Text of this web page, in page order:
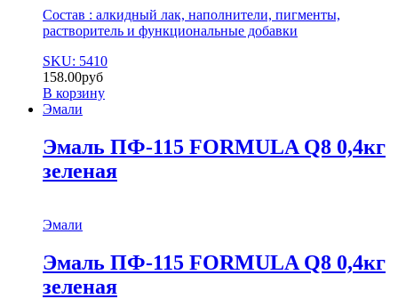
Состав : алкидный лак, наполнители, пигменты,
растворитель и функциональные добавки
SKU: 5410
158.00руб
В корзину
Эмали
Эмаль ПФ-115 FORMULA Q8 0,4кг
зеленая
Эмали
Эмаль ПФ-115 FORMULA Q8 0,4кг
зеленая